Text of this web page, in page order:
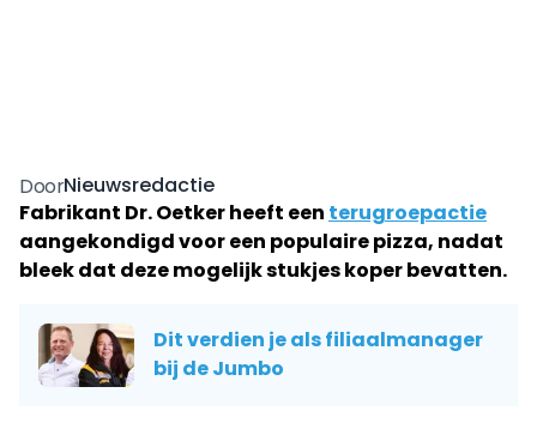
DoorNieuwsredactie
Fabrikant Dr. Oetker heeft een terugroepactie
aangekondigd voor een populaire pizza, nadat
bleek dat deze mogelijk stukjes koper bevatten.
Dit verdien je als filiaalmanager
bij de Jumbo